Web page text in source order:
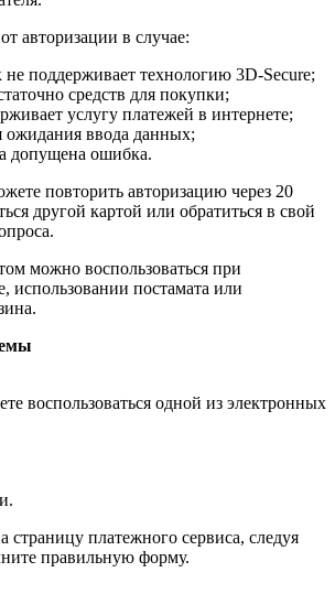
авторизации в случае:
не поддерживает технологию 3D-Secure;
средств для покупки;
услугу платежей в интернете;
ожидания ввода данных;
допущена ошибка.
повторить авторизацию через 20
другой картой или обратиться в свой
можно воспользоваться при
использовании постамата или
воспользоваться одной из электронных
страницу платежного сервиса, следуя
правильную форму.